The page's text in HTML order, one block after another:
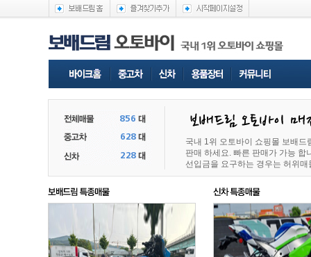
국내 1위 오토바이 쇼핑몰 보배
판매 하세요. 빠른 판매가 가능
선입금을 요구하는 경우는 허위